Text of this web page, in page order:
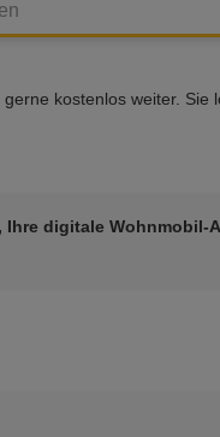
kostenlos weiter.
Ihre digitale Wohnmobil-